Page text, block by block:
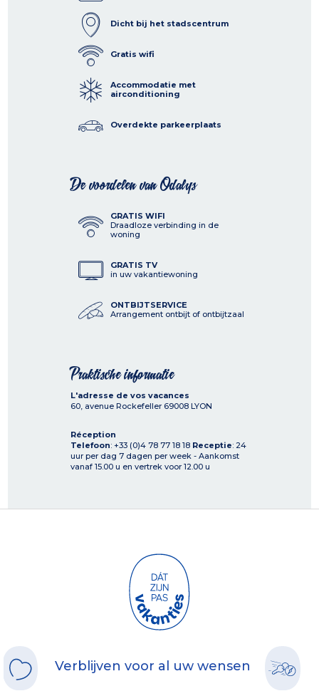
Dicht bij het stadscentrum
Gratis wifi
Accommodatie met
airconditioning
Overdekte parkeerplaats
De voordelen van Odalys
GRATIS WIFI
Draadloze verbinding in de
woning
GRATIS TV
in uw vakantiewoning
ONTBIJTSERVICE
Arrangement ontbijt of ontbijtzaal
Praktische informatie
L'adresse de vos vacances
60, avenue Rockefeller 69008 LYON
Réception
Telefoon: +33 (0)4 78 77 18 18 Receptie: 24
uur per dag 7 dagen per week - Aankomst
vanaf 15.00 u en vertrek voor 12.00 u
Verblijven voor al uw wensen